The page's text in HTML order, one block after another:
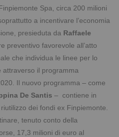
Spa, circa 200 milioni
a incentivare l’economia
presieduta da Raffaele
preventivo favorevole all’atto
che individua le linee per lo
attraverso il programma
Il nuovo programma – come
De Santis – contiene in
dei fondi ex Finpiemonte.
tenuto conto della
17,3 milioni di euro al